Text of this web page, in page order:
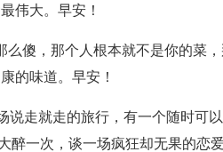
伟大。早安！
傻，那个人根本就不是你的菜
的味道。早安！
说走就走的旅行，有一个随时可
醉一次，谈一场疯狂却无果的恋